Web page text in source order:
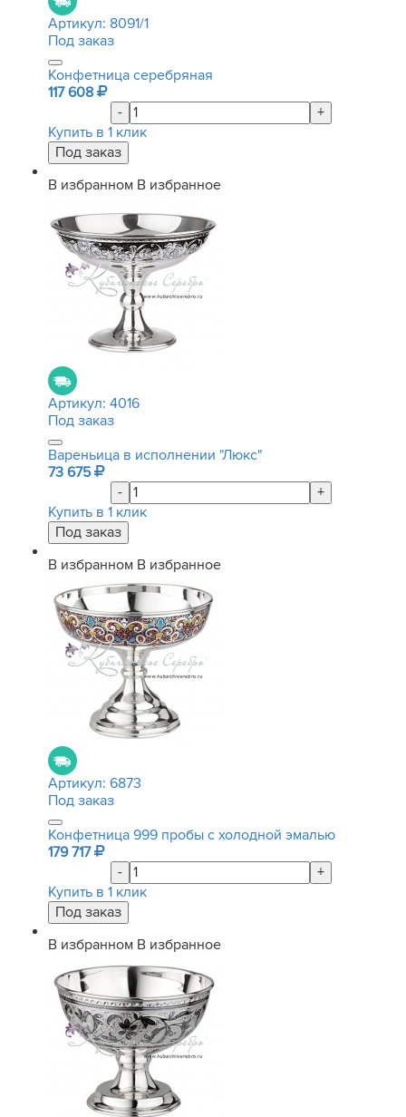
Артикул: 8091/1
Под заказ
Конфетница серебряная
117 608
-
+
Купить в 1 клик
В избранном В избранное
Артикул: 4016
Под заказ
Вареньица в исполнении "Люкс"
73 675
-
+
Купить в 1 клик
В избранном В избранное
Артикул: 6873
Под заказ
Конфетница 999 пробы с холодной эмалью
179 717
-
+
Купить в 1 клик
В избранном В избранное